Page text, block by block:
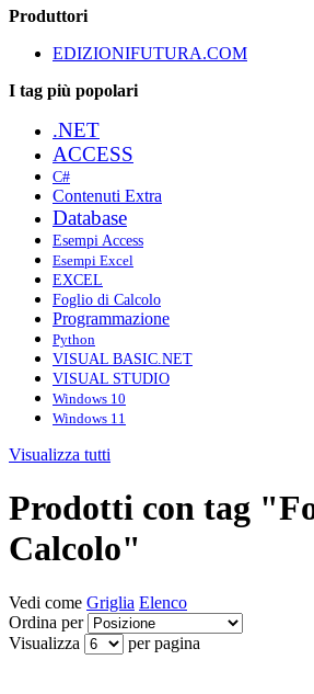
Produttori
EDIZIONIFUTURA.COM
I tag più popolari
.NET
ACCESS
C#
Contenuti Extra
Database
Esempi Access
Esempi Excel
EXCEL
Foglio di Calcolo
Programmazione
Python
VISUAL BASIC.NET
VISUAL STUDIO
Windows 10
Windows 11
Visualizza tutti
Prodotti con tag
Calcolo"
Vedi come Griglia Elenco
Ordina per
Visualizza
per pagina